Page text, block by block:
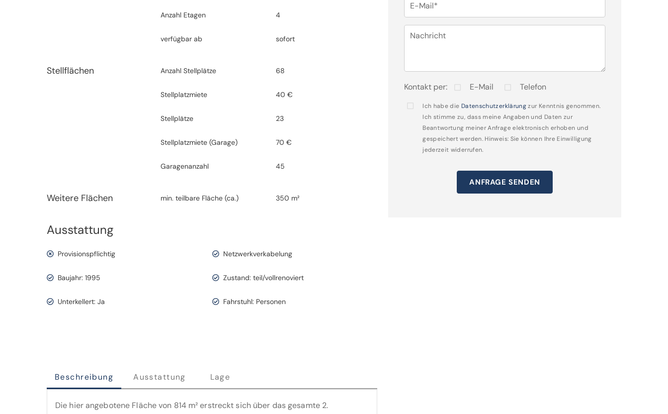
Anzahl Etagen 4
verfügbar ab sofort
Stellflächen Anzahl Stellplätze 68
Stellplatzmiete 40 €
Stellplätze 23
Stellplatzmiete (Garage) 70 €
Garagenanzahl 45
Weitere Flächen min. teilbare Fläche (ca.) 350 m²
Ausstattung
Provisionspflichtig Netzwerkverkabelung
Baujahr: 1995 Zustand: teil/vollrenoviert
Unterkellert: Ja Fahrstuhl: Personen
Beschreibung Ausstattung Lage
Die hier angebotene Fläche von 814 m² erstreckt sich über das gesamte 2.
E-Mail*
Nachricht
Kontakt per: E-Mail Telefon
Ich habe die Datenschutzerklärungzur Kenntnis genommen.
Ich stimme zu, dass meine Angaben und Daten zur
Beantwortung meiner Anfrage elektronisch erhoben und
gespeichert werden. Hinweis: Sie können Ihre Einwilligung
jederzeit widerrufen.
ANFRAGE SENDEN